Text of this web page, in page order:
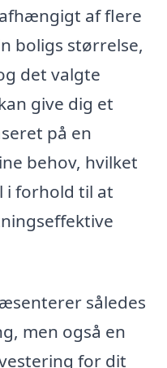
af flere
boligs størrelse,
det valgte
give dig et
på en
behov, hvilket
i forhold til at
således
men også en
for dit